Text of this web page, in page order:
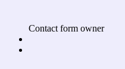
Contact form owner